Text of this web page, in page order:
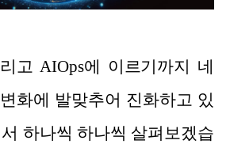
고 AIOps에 이르기까지 네
화에 발맞추어 진화하고 있
하나씩 하나씩 살펴보겠습